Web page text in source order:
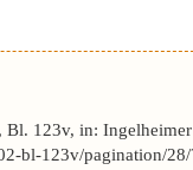
123v, in:
bl-123v/pagination/